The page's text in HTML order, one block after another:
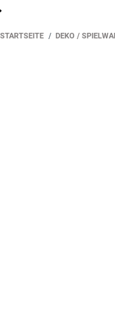
STARTSEITE DEKO /